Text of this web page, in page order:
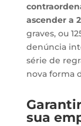
ascender a
graves, ou
denúncia
série de
nova forma
sua